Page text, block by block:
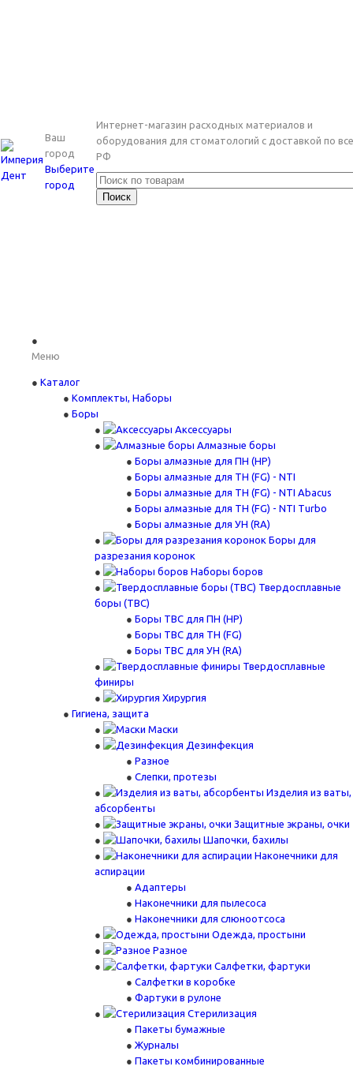
Ваш
город
Выберите
город
Интернет-магазин расходных материалов и
оборудования для стоматологий с доставкой по
РФ
Меню
Каталог
Комплекты, Наборы
Боры
Аксессуары
Алмазные боры
Боры алмазные для ПН (HP)
Боры алмазные для ТН (FG) - NTI
Боры алмазные для ТН (FG) - NTI Abacus
Боры алмазные для ТН (FG) - NTI Turbo
Боры алмазные для УН (RA)
Боры для
разрезания коронок
Наборы боров
Твердосплавные
боры (ТВС)
Боры ТВС для ПН (HP)
Боры ТВС для ТН (FG)
Боры ТВС для УН (RA)
Твердосплавные
финиры
Хирургия
Гигиена, защита
Маски
Дезинфекция
Разное
Слепки, протезы
Изделия из ваты,
абсорбенты
Защитные экраны, очки
Шапочки, бахилы
Наконечники для
аспирации
Адаптеры
Наконечники для пылесоса
Наконечники для слюноотсоса
Одежда, простыни
Разное
Салфетки, фартуки
Салфетки в коробке
Фартуки в рулоне
Стерилизация
Пакеты бумажные
Журналы
Пакеты комбинированные